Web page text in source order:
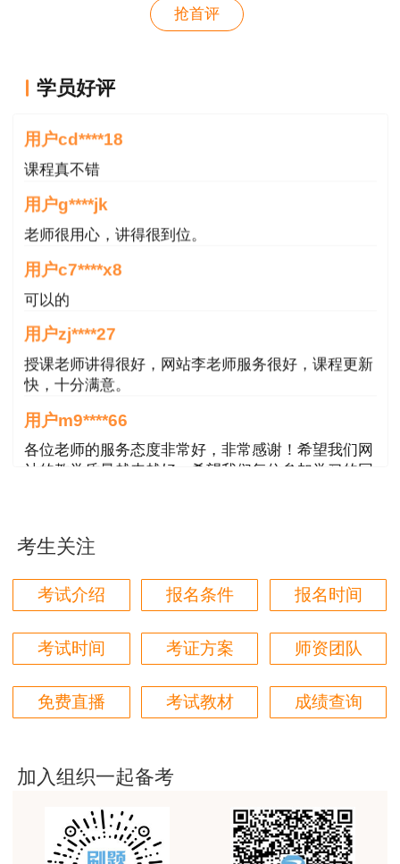
日常咨询服务及监督电话：021-12333转人事考试
报名系统具体操作和考试资格核查情况可联系报名
核查服务点（以下简称报名点）咨询，报名点联系
1．上海城建职业学院继续教育学院（静安区河南
北路301号，上海城建职业学院静安校区）
报名点代码：5858
抢首评
学员好评
老师讲的深入浅出，风趣幽默。编的记忆口诀也很助
用户zh****86
用户cd****18
课程真不错
用户g****jk
老师很用心，讲得很到位。
用户c7****x8
可以的
用户zj****27
授课老师讲得很好，网站李老师服务很好，课程更新
快，十分满意。
用户m9****66
各位老师的服务态度非常好，非常感谢！希望我们网
站的教学质量越来越好，希望我们每位参加学习的同
用户m9****66
对本次课程购买的老师的服务态度非常满意。希望我
们网站教学质量越来越高。祝大家都取得满意的结
用户m5****66
3位老师，讲的都非常的好，
用户m5****66
用户m9****88
建设工程教育网很给力，课程逻辑清晰，老师讲解通
俗易懂，重点突出，模拟题质量高，押题卷压中的知
识点很多，尤其是实务简答题秘籍压中将近70%的小
考生关注
考试介绍 报名条件 报名时间
考试时间 考证方案 师资团队
免费直播 考试教材 成绩查询
加入组织一起备考